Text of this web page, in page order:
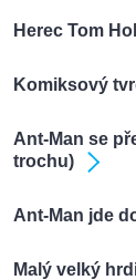
Herec Tom
Komiksový
Ant-Man se
trochu)
Ant-Man jde
Malý velký